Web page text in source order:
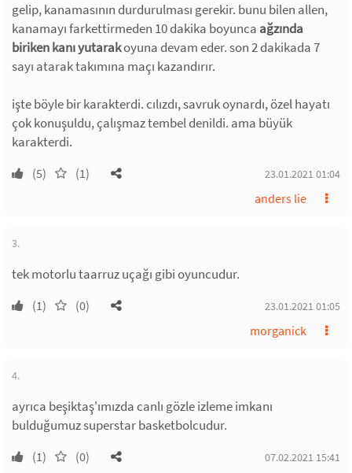
gelip, kanamasının durdurulması gerekir. bunu bilen allen,
kanamayı farkettirmeden 10 dakika boyunca ağzında
biriken kanı yutarakoyuna devam eder. son 2 dakikada 7
sayı atarak takımına maçı kazandırır.
işte böyle bir karakterdi. cılızdı, savruk oynardı, özel hayatı
çok konuşuldu, çalışmaz tembel denildi. ama büyük
karakterdi.
(5) (1) 23.01.2021 01:04
anders lie
3.
tek motorlu taarruz uçağı gibi oyuncudur.
(1) (0) 23.01.2021 01:05
morganick
4.
ayrıca beşiktaş'ımızda canlı gözle izleme imkanı
bulduğumuz superstar basketbolcudur.
(1) (0) 07.02.2021 15:41